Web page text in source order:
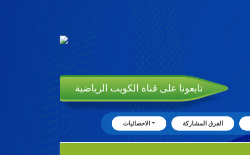
تابعونا على قناة الكويت الرياضية
الاحصائيات الفرق المشاركة